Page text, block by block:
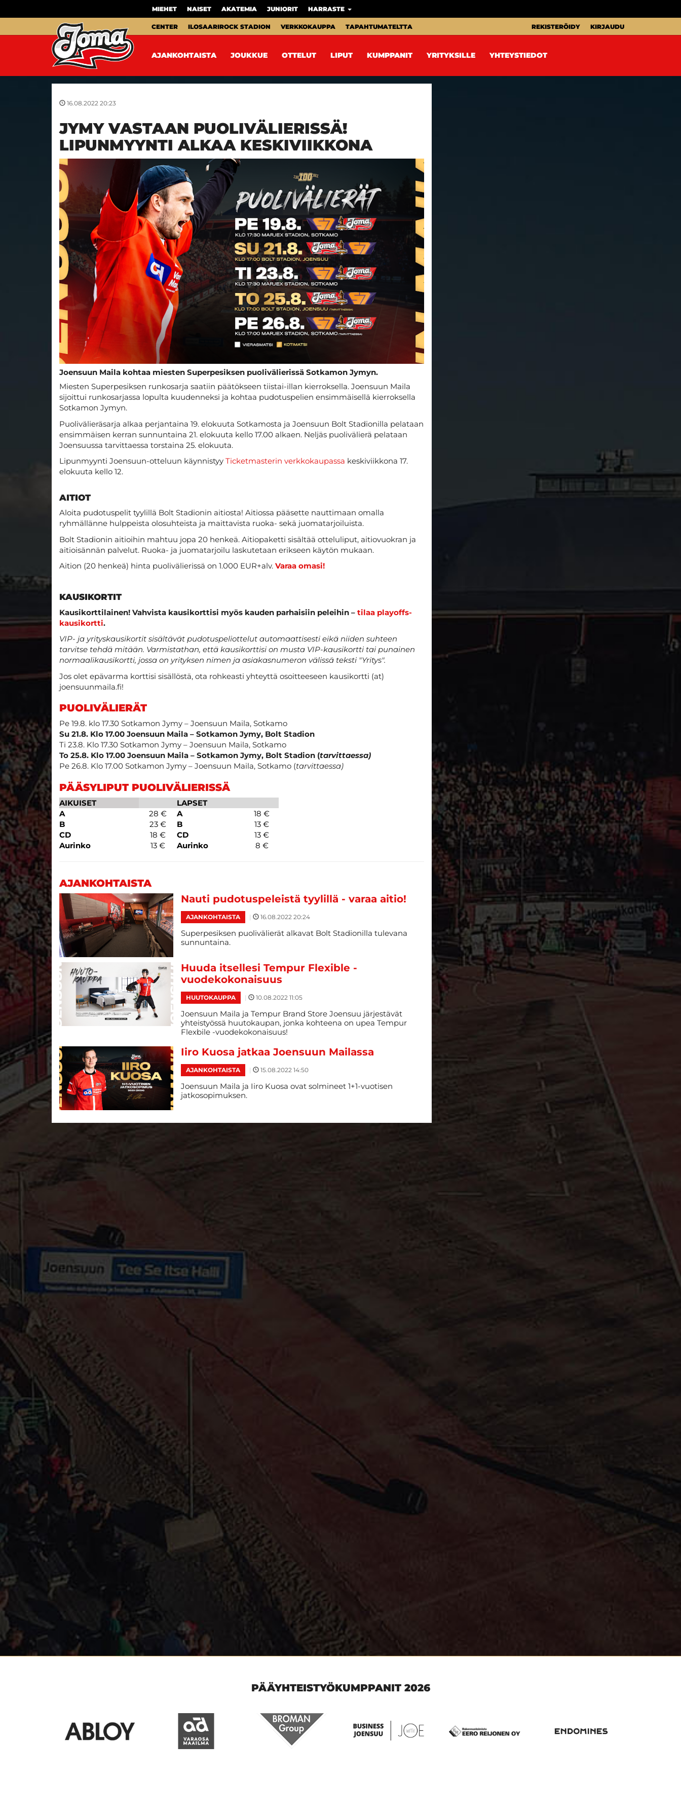
MIEHET NAISET AKATEMIA JUNIORIT HARRASTE
CENTER ILOSAARIROCK STADION VERKKOKAUPPA TAPAHTUMATELTTA REKISTERÖIDY KIRJAUDU
AJANKOHTAISTA JOUKKUE OTTELUT LIPUT KUMPPANIT YRITYKSILLE YHTEYSTIEDOT
16.08.2022 20:23
JYMY VASTAAN PUOLIVÄLIERISSÄ!
LIPUNMYYNTI ALKAA KESKIVIIKKONA
Joensuun Maila kohtaa miesten Superpesiksen puolivälierissä Sotkamon Jymyn.
Miesten Superpesiksen runkosarja saatiin päätökseen tiistai-illan kierroksella. Joensuun Maila
sijoittui runkosarjassa lopulta kuudenneksi ja kohtaa pudotuspelien ensimmäisellä kierroksella
Sotkamon Jymyn.
Puolivälieräsarja alkaa perjantaina 19. elokuuta Sotkamosta ja Joensuun Bolt Stadionilla pelataan
ensimmäisen kerran sunnuntaina 21. elokuuta kello 17.00 alkaen. Neljäs puolivälierä pelataan
Joensuussa tarvittaessa torstaina 25. elokuuta.
Lipunmyynti Joensuun-otteluun käynnistyy Ticketmasterin verkkokaupassa keskiviikkona 17.
elokuuta kello 12.
AITIOT
Aloita pudotuspelit tyylillä Bolt Stadionin aitiosta! Aitiossa pääsette nauttimaan omalla
ryhmällänne hulppeista olosuhteista ja maittavista ruoka- sekä juomatarjoiluista.
Bolt Stadionin aitioihin mahtuu jopa 20 henkeä. Aitiopaketti sisältää otteluliput, aitiovuokran ja
aitioisännän palvelut. Ruoka- ja juomatarjoilu laskutetaan erikseen käytön mukaan.
Aition (20 henkeä) hinta puolivälierissä on 1.000 EUR+alv. Varaa omasi!
KAUSIKORTIT
Kausikorttilainen! Vahvista kausikorttisi myös kauden parhaisiin peleihin – tilaa playoffs-
kausikortti.
VIP- ja yrityskausikortit sisältävät pudotuspeliottelut automaattisesti eikä niiden suhteen
tarvitse tehdä mitään. Varmistathan, että kausikorttisi on musta VIP-kausikortti tai punainen
normaalikausikortti, jossa on yrityksen nimen ja asiakasnumeron välissä teksti "Yritys".
Jos olet epävarma korttisi sisällöstä, ota rohkeasti yhteyttä osoitteeseen kausikortti (at)
joensuunmaila.fi!
PUOLIVÄLIERÄT
Pe 19.8. klo 17.30 Sotkamon Jymy – Joensuun Maila, Sotkamo
Su 21.8. Klo 17.00 Joensuun Maila – Sotkamon Jymy, Bolt Stadion
Ti 23.8. Klo 17.30 Sotkamon Jymy – Joensuun Maila, Sotkamo
To 25.8. Klo 17.00 Joensuun Maila – Sotkamon Jymy, Bolt Stadion (tarvittaessa)
Pe 26.8. Klo 17.00 Sotkamon Jymy – Joensuun Maila, Sotkamo (tarvittaessa)
PÄÄSYLIPUT PUOLIVÄLIERISSÄ
AIKUISET
LAPSET
A
28 € A
18 €
B
23 € B
13 €
CD
18 € CD
13 €
Aurinko
13 € Aurinko 8 €
AJANKOHTAISTA
Nauti pudotuspeleistä tyylillä - varaa aitio!
AJANKOHTAISTA | 16.08.2022 20:24
Superpesiksen puolivälierät alkavat Bolt Stadionilla tulevana
sunnuntaina.
Huuda itsellesi Tempur Flexible -
vuodekokonaisuus
HUUTOKAUPPA | 10.08.2022 11:05
Joensuun Maila ja Tempur Brand Store Joensuu järjestävät
yhteistyössä huutokaupan, jonka kohteena on upea Tempur
Flexbile -vuodekokonaisuus!
Iiro Kuosa jatkaa Joensuun Mailassa
AJANKOHTAISTA | 15.08.2022 14:50
Joensuun Maila ja Iiro Kuosa ovat solmineet 1+1-vuotisen
jatkosopimuksen.
PÄÄYHTEISTYÖKUMPPANIT 2026